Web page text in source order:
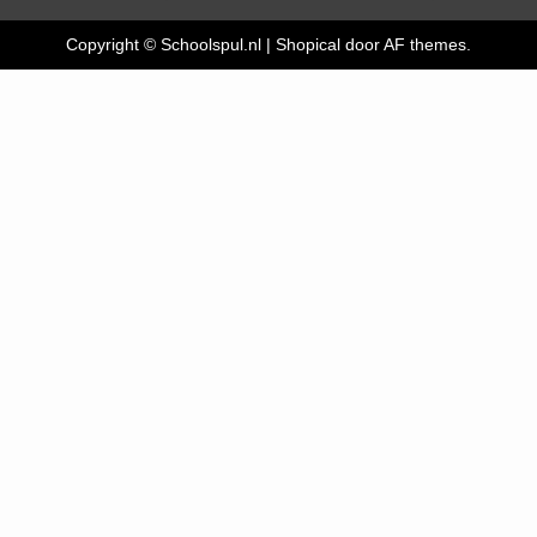
Copyright © Schoolspul.nl | Shopical door AF themes.